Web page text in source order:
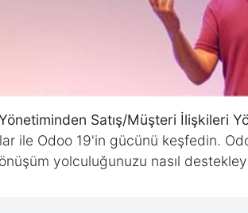
Satış/Müşteri İlişkileri
ile Odoo 19'in gücünü keşfedin.
yolculuğunuzu nasıl